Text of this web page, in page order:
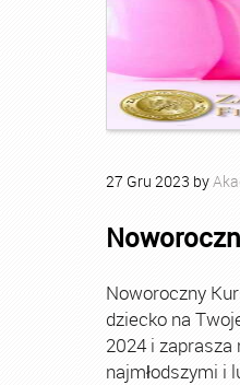
27 Gru 2023 by
Noworoczny
dziecko na
2024 i
najmłodszymi i